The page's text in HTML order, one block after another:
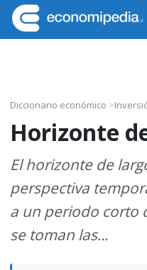
Saltar
a
la
Saltar
al
contenido
Saltar
a
la
Saltar
al
pie
Economipedia
Haciendo
Diccionario económico >
Horizonte
El horizonte de
perspectiva
a un periodo corto
se toman las...